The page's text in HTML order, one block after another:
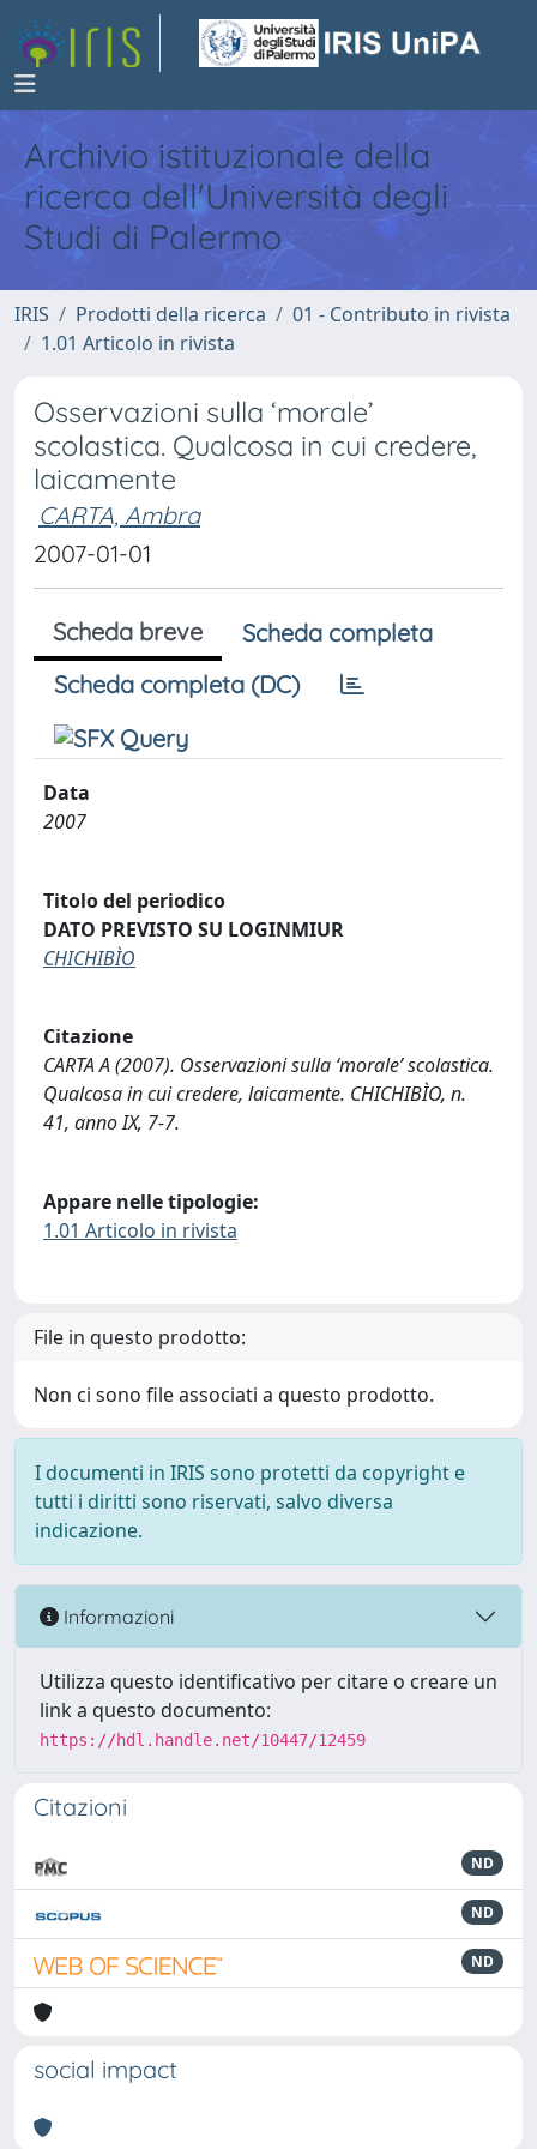
Archivio istituzionale della
ricerca dell'Università degli
Studi di Palermo
IRIS Prodotti della ricerca
01 - Contributo in rivista
1.01 Articolo in rivista
Osservazioni sulla ‘morale’
scolastica. Qualcosa in cui credere,
laicamente
CARTA, Ambra
2007-01-01
Scheda breve
Scheda completa
Scheda completa (DC)
Data
2007
Titolo del periodico
DATO PREVISTO SU LOGINMIUR
CHICHIBÌO
Citazione
CARTA A (2007). Osservazioni sulla ‘morale’ scolastica.
Qualcosa in cui credere, laicamente. CHICHIBÌO, n.
41, anno IX, 7-7.
Appare nelle tipologie:
1.01 Articolo in rivista
File in questo prodotto:
Non ci sono file associati a questo prodotto.
I documenti in IRIS sono protetti da copyright e
tutti i diritti sono riservati, salvo diversa
indicazione.
Informazioni
Utilizza questo identificativo per citare o creare un
link a questo documento:
https://hdl.handle.net/10447/12459
Citazioni
ND
ND
ND
social impact